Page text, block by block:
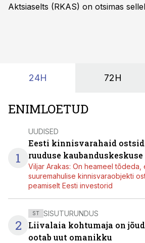
Aktsiaselts (RKAS) on otsimas
24H 72H
ENIMLOETUD
1
UUDISED
Eesti kinnisvarahaid ostsid
ruuduse kaubanduskeskuse
Viljar Arakas: On heameel tõdeda,
suuremahulise kinnisvaraobjekti
peamiselt Eesti investorid
2
ST SISUTURUNDUS
Liivalaia kohtumaja on
ootab uut omanikku